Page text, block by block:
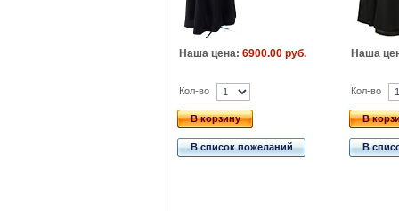
Наша цена: 6900.00 руб. Наша
Кол-во
В корзину
В список пожеланий
Кол-во
В
В